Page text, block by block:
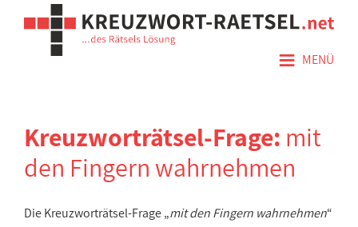
≡ MENÜ
Kreuzworträtsel-Frage: mit
den Fingern wahrnehmen
Die Kreuzworträtsel-Frage „mit den Fingern wahrnehmen“